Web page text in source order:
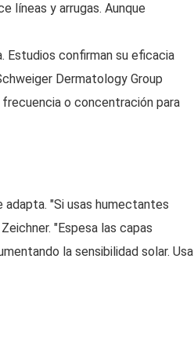
líneas y arrugas. Aunque
Estudios confirman su eficacia
Dermatology Group
frecuencia o concentración para
adapta. "Si usas humectantes
"Espesa las capas
la sensibilidad solar. Usa